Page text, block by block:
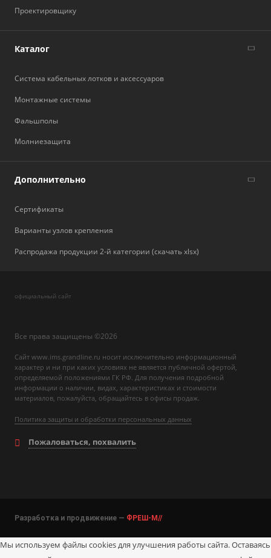
Проектировщику
Каталог
Система кабельных лотков и аксессуаров
Монтажные системы
Фальшполы
Молниезащита
Дополнительно
Сертификаты
Варианты узлов крепления
Распродажа продукции 2-й категории (скачать xlsx)
официальный сайт
Все права защищены ©2026
Сайт www.ims.grandline.ru носит исключительно информационный
характер и ни при каких условиях не является публичной офертой,
определяемой положениями ГК РФ. Для получения подробной
информации о наличии, видах, характеристиках и стоимости
материалов, пожалуйста, обращайтесь в офисы продаж.
Политика защиты и обработки персональных данных
Пожаловаться, похвалить
Разработка и продвижение — ФРЕШ-М//
Мы используем файлы cookies для улучшения работы сайта. Оставаясь